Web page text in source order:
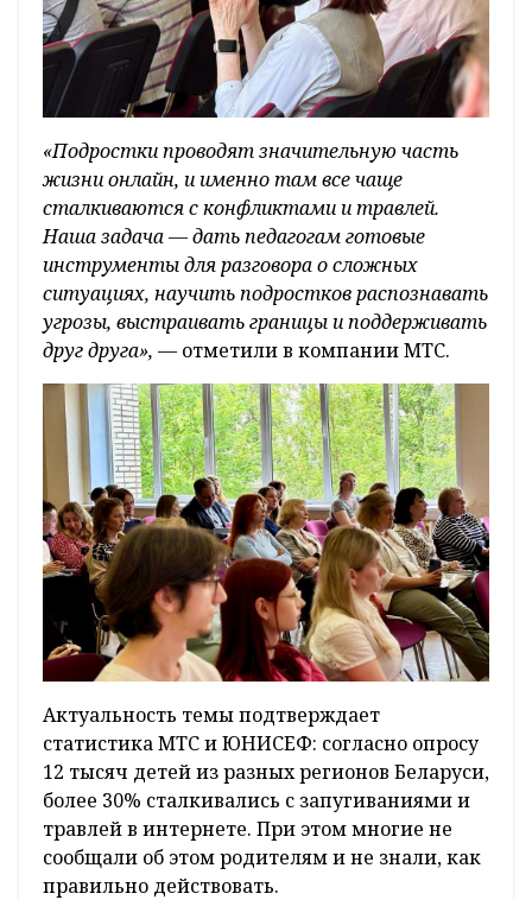
«Подростки проводят значительную часть
жизни онлайн, и именно там все чаще
сталкиваются с конфликтами и травлей.
Наша задача — дать педагогам готовые
инструменты для разговора о сложных
ситуациях, научить подростков распознавать
угрозы, выстраивать границы и поддерживать
друг друга», — отметили в компании МТС.
Актуальность темы подтверждает
статистика МТС и ЮНИСЕФ: согласно опросу
12 тысяч детей из разных регионов Беларуси,
более 30% сталкивались с запугиваниями и
травлей в интернете. При этом многие не
сообщали об этом родителям и не знали, как
правильно действовать.